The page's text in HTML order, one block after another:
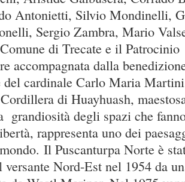
Antonietti, Silvio Mondinelli,
Sergio Zambra, Mario
di Trecate e il
accompagnata dalla
del cardinale Carlo Maria
di Huayhuash,
grandiosità degli spazi che
rappresenta uno dei
Il Puscanturpa Norte è
Nord-Est nel 1954 da